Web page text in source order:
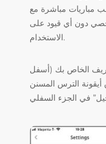
مباريات مباشرة مع
دون أي قيود على
الاستخدام.
الخاص بك (أسفل
أيقونة الترس المسنن